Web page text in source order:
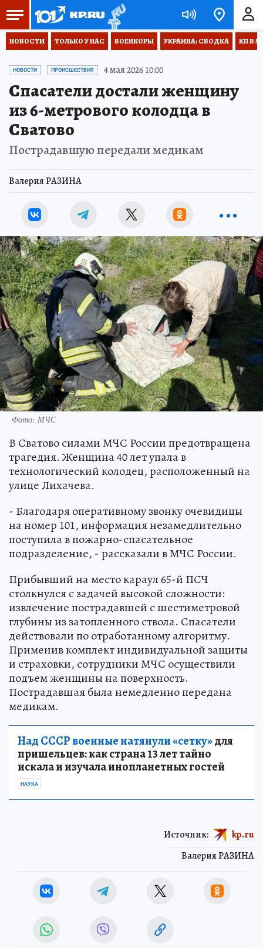
НОВОСТИ ТОЛЬКО У НАС ВОЕНКОРЫ УКРАИНА: СВОДКА КП В
НОВОСТИ ПРОИСШЕСТВИЯ 4 мая 2026 10:00
Спасатели достали женщину
из 6-метрового колодца в
Сватово
Пострадавшую передали медикам
Валерия РАЗИНА
Фото: МЧС
В Сватово силами МЧС России предотвращена
трагедия. Женщина 40 лет упала в
технологический колодец, расположенный на
улице Лихачева.
- Благодаря оперативному звонку очевидицы
на номер 101, информация незамедлительно
поступила в пожарно-спасательное
подразделение, - рассказали в МЧС России.
Прибывший на место караул 65-й ПСЧ
столкнулся с задачей высокой сложности:
извлечение пострадавшей с шестиметровой
глубины из затопленного ствола. Спасатели
действовали по отработанному алгоритму.
Применив комплект индивидуальной защиты
и страховки, сотрудники МЧС осуществили
подъем женщины на поверхность.
Пострадавшая была немедленно передана
медикам.
Над СССР военные натянули «сетку»для
пришельцев: как страна 13 лет тайно
искала и изучала инопланетных гостей
НАУКА
Валерия РАЗИНА
Источник: kp.ru